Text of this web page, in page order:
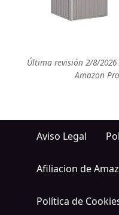
Última revisión 2/8/
Amazon
Aviso Legal
Afiliacion de
Política de